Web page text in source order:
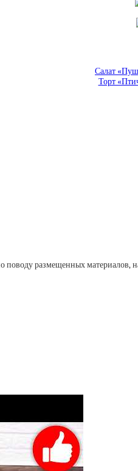
Салат
Торт
поводу размещенных материалов,